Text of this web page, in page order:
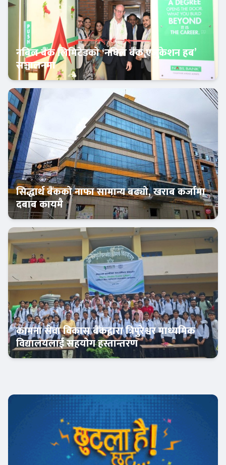
बैंक-वित्त
नबिल बैंक लिमिटेडको ‘नबिल बैंक एजुकेशन हब’
सञ्चालनमा
बैंक-वित्त
सिद्धार्थ बैंकको नाफा सामान्य बढ्यो, खराब कर्जामा
दबाब कायमै
कामना सेवा विकास बैंकद्वारा त्रिपुरेश्वर माध्यमिक
विद्यालयलाई सहयोग हस्तान्तरण